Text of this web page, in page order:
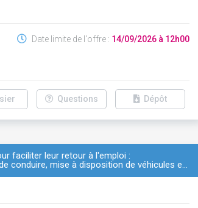
Date limite de l'offre : 14/09/2026 à 12h00
Questions Dépôt
faciliter leur retour à l'emploi :
conduire, mise à disposition de véhicules e…